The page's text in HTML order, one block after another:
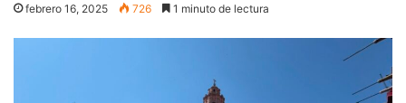
febrero 16, 2025 726 1 minuto de lectura